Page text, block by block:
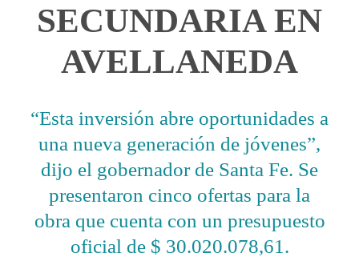
SECUNDARIA EN
AVELLANEDA
“Esta inversión abre oportunidades a
una nueva generación de jóvenes”,
dijo el gobernador de Santa Fe. Se
presentaron cinco ofertas para la
obra que cuenta con un presupuesto
oficial de $ 30.020.078,61.